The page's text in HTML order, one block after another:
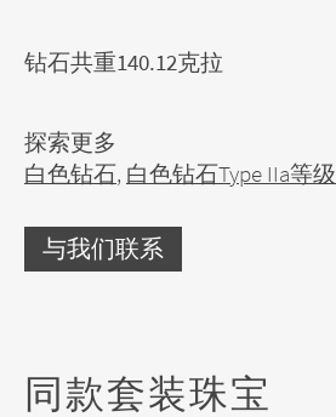
钻石共重140.12克拉
探索更多
白色钻石, 白色钻石Type IIa等级
与我们联系
同款套装珠宝